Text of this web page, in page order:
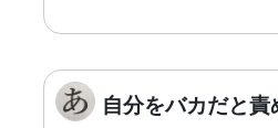
自分をバカだと責